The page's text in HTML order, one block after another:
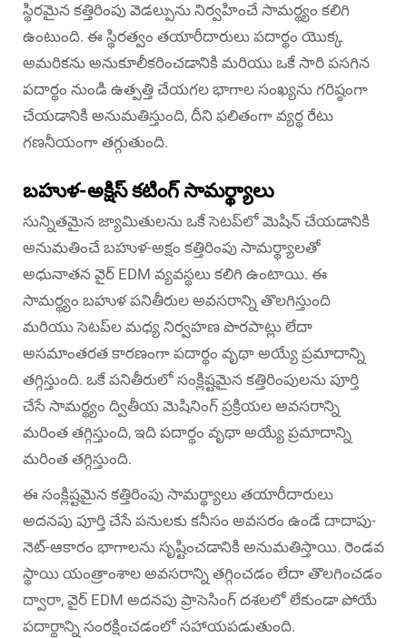
స్థిరమైన కత్తిరింపు వెడల్పును నిర్వహించే సామర్థ్యం కలిగి
ఉంటుంది. ఈ స్థిరత్వం తయారీదారులు పదార్థం యొక్క
అమరికను అనుకూలీకరించడానికి మరియు ఒకే సారి పసగిన
పదార్థం నుండి ఉత్పత్తి చేయగల భాగాల సంఖ్యను గరిష్ఠంగా
చేయడానికి అనుమతిస్తుంది, దీని ఫలితంగా వ్యర్థ రేటు
గణనీయంగా తగ్గుతుంది.
బహుళ-అక్షిస్ కటింగ్ సామర్థ్యాలు
సున్నితమైన జ్యామితులను ఒకే సెటప్‌లో మెషిన్ చేయడానికి
అనుమతించే బహుళ-అక్షం కత్తిరింపు సామర్థ్యాలతో
అధునాతన వైర్ EDM వ్యవస్థలు కలిగి ఉంటాయి. ఈ
సామర్థ్యం బహుళ పనితీరుల అవసరాన్ని తొలగిస్తుంది
మరియు సెటప్‌ల మధ్య నిర్వహణ పొరపాట్లు లేదా
అసమాంతరత కారణంగా పదార్థం వృథా అయ్యే ప్రమాదాన్ని
తగ్గిస్తుంది. ఒకే పనితీరులో సంక్లిష్టమైన కత్తిరింపులను పూర్తి
చేసే సామర్థ్యం ద్వితీయ మెషినింగ్ ప్రక్రియల అవసరాన్ని
మరింత తగ్గిస్తుంది, ఇది పదార్థం వృథా అయ్యే ప్రమాదాన్ని
మరింత తగ్గిస్తుంది.
ఈ సంక్లిష్టమైన కత్తిరింపు సామర్థ్యాలు తయారీదారులు
అదనపు పూర్తి చేసే పనులకు కనీసం అవసరం ఉండే దాదాపు-
నెట్-ఆకారం భాగాలను సృష్టించడానికి అనుమతిస్తాయి. రెండవ
స్థాయి యంత్రాంశాల అవసరాన్ని తగ్గించడం లేదా తొలగించడం
ద్వారా, వైర్ EDM అదనపు ప్రాసెసింగ్ దశలలో లేకుండా పోయే
పదార్థాన్ని సంరక్షించడంలో సహాయపడుతుంది.